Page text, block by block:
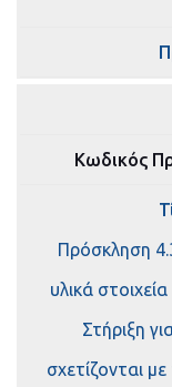
Κωδικός
Πρόσκληση
υλικά
Στήριξη
σχετίζονται